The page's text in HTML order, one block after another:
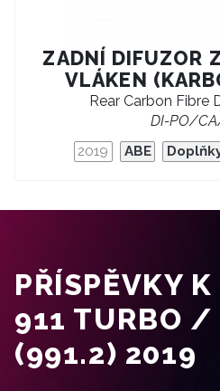
ZADNÍ DIFUZOR
VLÁKEN
Rear Carbon Fibre
DI-PO/
2019 ABE
PŘÍSPĚVKY K
911 TURBO /
(991.2) 2019